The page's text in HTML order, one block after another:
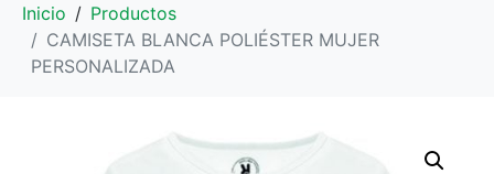
Inicio
Productos
CAMISETA BLANCA POLIÉSTER MUJER
PERSONALIZADA